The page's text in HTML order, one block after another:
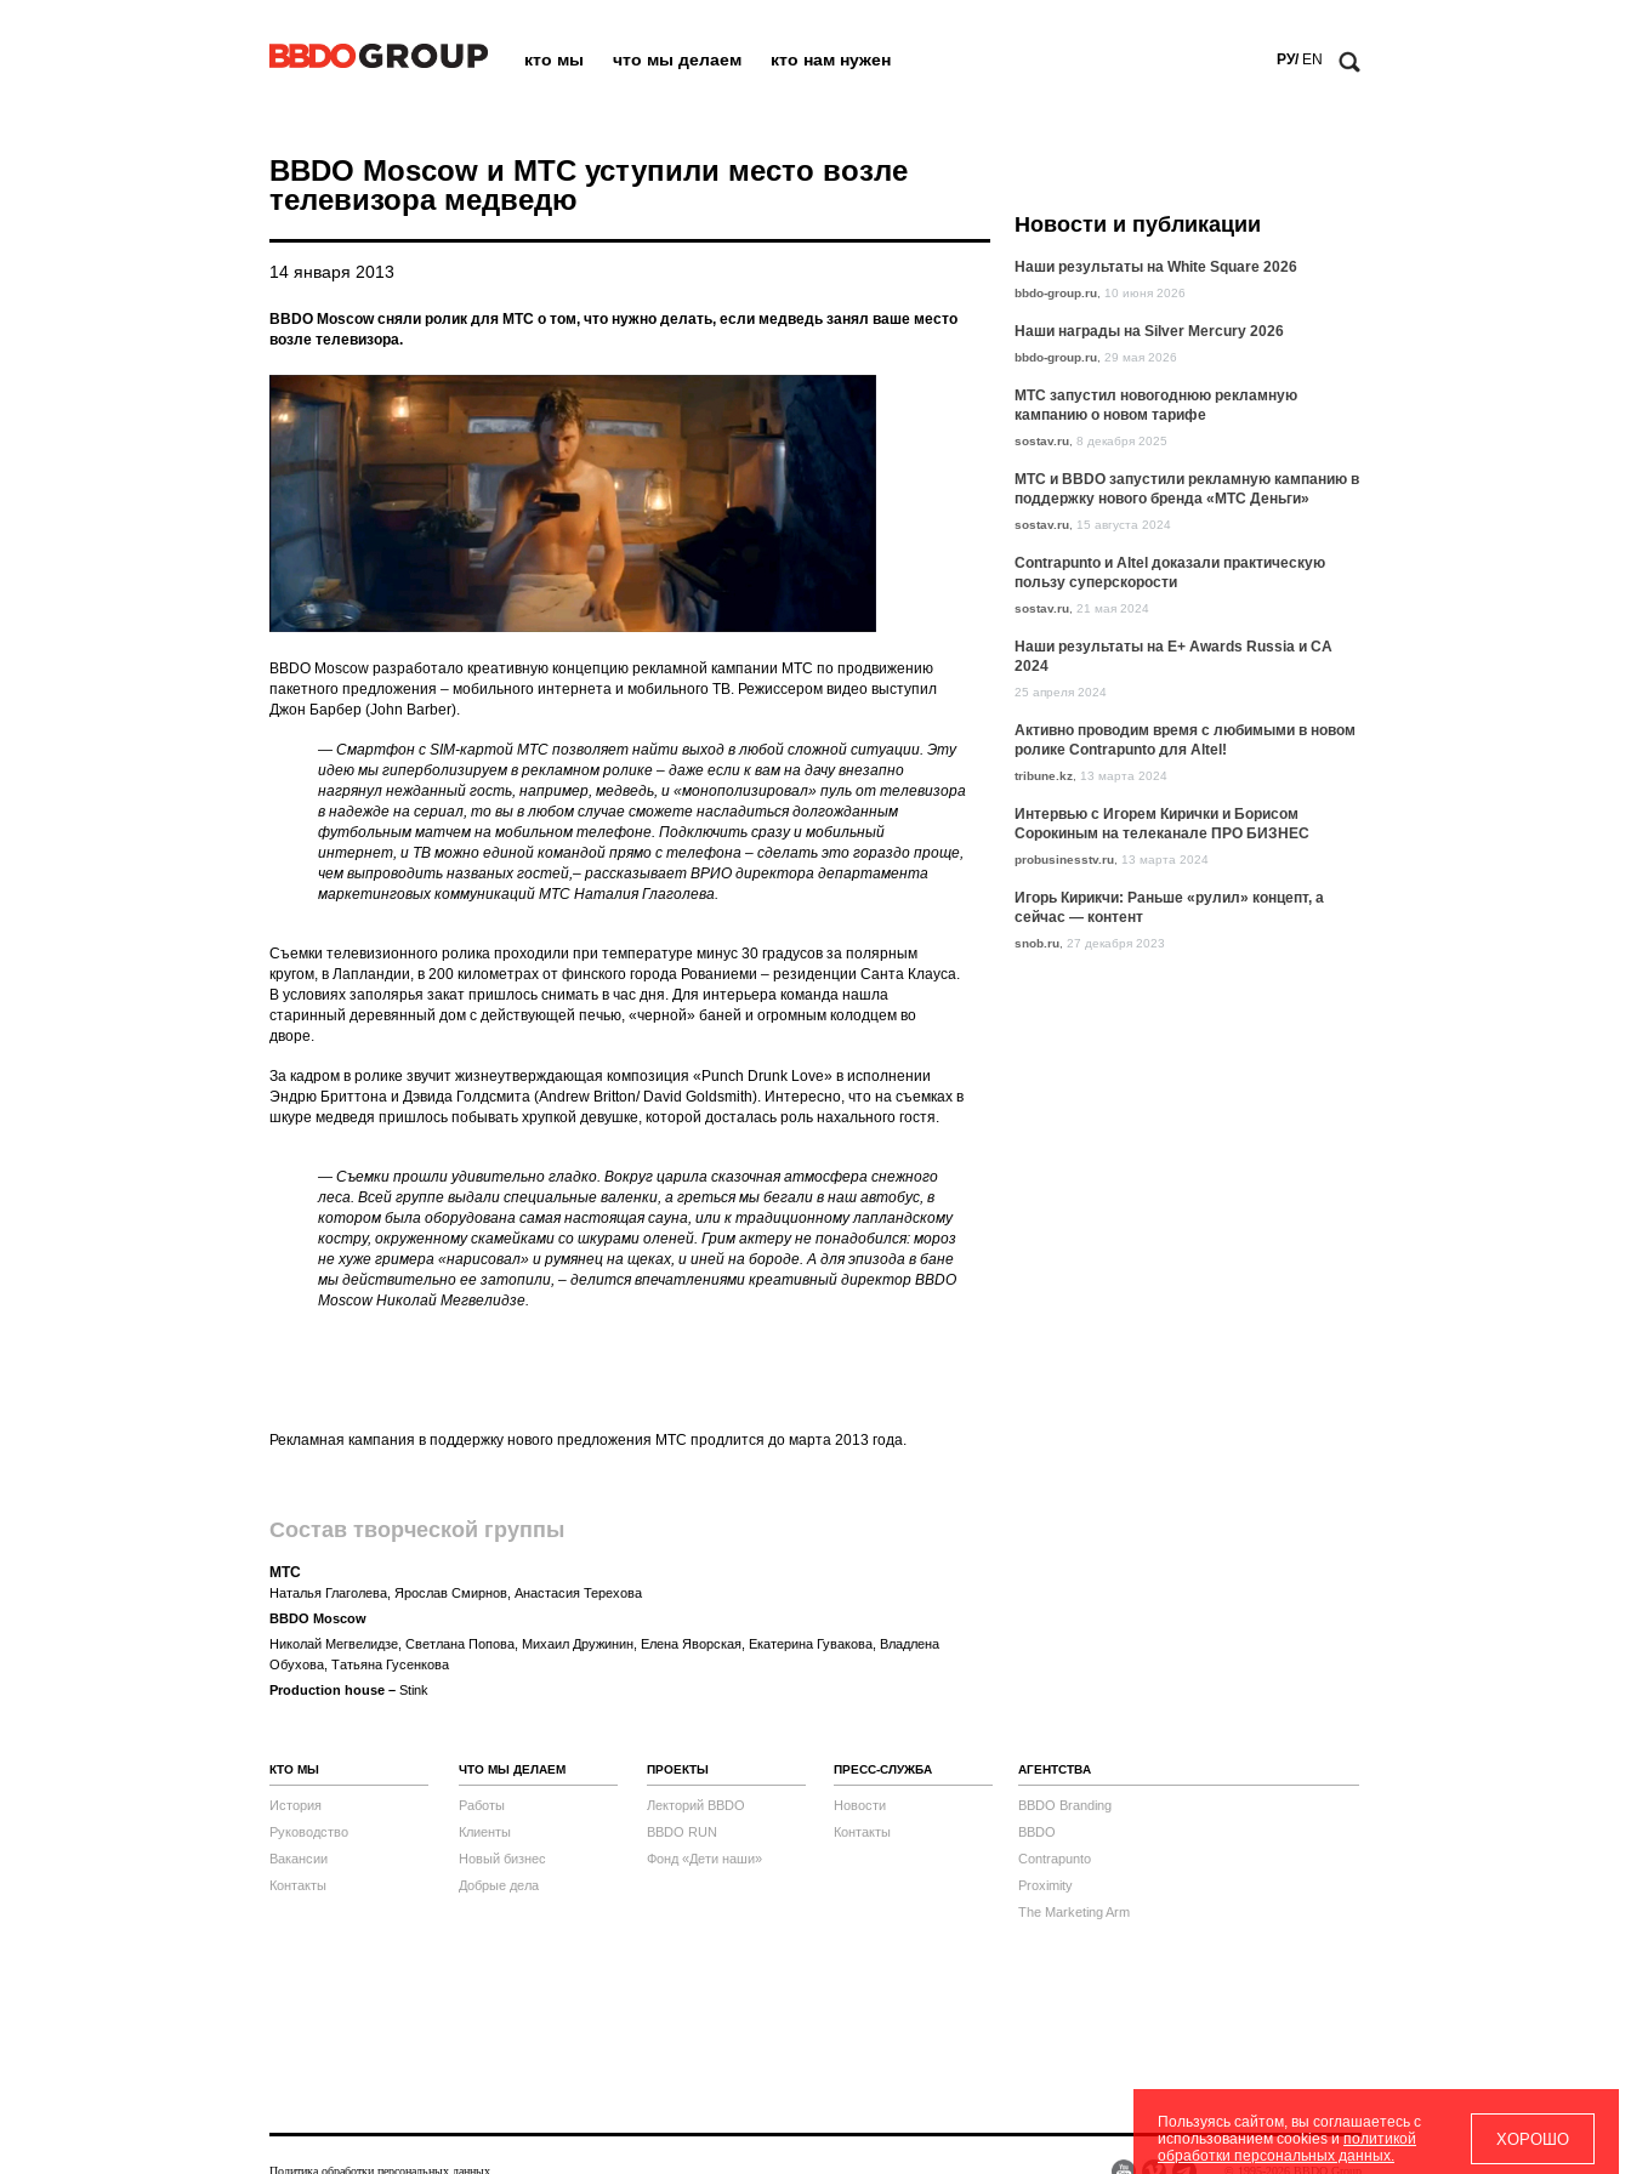
кто мы что мы делаем кто нам нужен РУ/ EN
BBDO Moscow и МТС уступили место возле
телевизора медведю
14 января 2013
BBDO Moscow сняли ролик для МТС о том, что нужно делать, если медведь занял ваше место
возле телевизора.
BBDO Moscow разработало креативную концепцию рекламной кампании МТС по продвижению
пакетного предложения – мобильного интернета и мобильного ТВ. Режиссером видео выступил
Джон Барбер (John Barber).
— Смартфон с SIM-картой МТС позволяет найти выход в любой сложной ситуации. Эту
идею мы гиперболизируем в рекламном ролике – даже если к вам на дачу внезапно
нагрянул нежданный гость, например, медведь, и «монополизировал» пуль от телевизора
в надежде на сериал, то вы в любом случае сможете насладиться долгожданным
футбольным матчем на мобильном телефоне. Подключить сразу и мобильный
интернет, и ТВ можно единой командой прямо с телефона – сделать это гораздо проще,
чем выпроводить названых гостей,– рассказывает ВРИО директора департамента
маркетинговых коммуникаций МТС Наталия Глаголева.
Съемки телевизионного ролика проходили при температуре минус 30 градусов за полярным
кругом, в Лапландии, в 200 километрах от финского города Рованиеми – резиденции Санта Клауса.
В условиях заполярья закат пришлось снимать в час дня. Для интерьера команда нашла
старинный деревянный дом с действующей печью, «черной» баней и огромным колодцем во
дворе.
За кадром в ролике звучит жизнеутверждающая композиция «Punch Drunk Love» в исполнении
Эндрю Бриттона и Дэвида Голдсмита (Andrew Britton/ David Goldsmith). Интересно, что на съемках в
шкуре медведя пришлось побывать хрупкой девушке, которой досталась роль нахального гостя.
— Съемки прошли удивительно гладко. Вокруг царила сказочная атмосфера снежного
леса. Всей группе выдали специальные валенки, а греться мы бегали в наш автобус, в
котором была оборудована самая настоящая сауна, или к традиционному лапландскому
костру, окруженному скамейками со шкурами оленей. Грим актеру не понадобился: мороз
не хуже гримера «нарисовал» и румянец на щеках, и иней на бороде. А для эпизода в бане
мы действительно ее затопили, – делится впечатлениями креативный директор BBDO
Moscow Николай Мегвелидзе.
Рекламная кампания в поддержку нового предложения МТС продлится до марта 2013 года.
Состав творческой группы
МТС
Наталья Глаголева, Ярослав Смирнов, Анастасия Терехова
BBDO Moscow
Николай Мегвелидзе, Светлана Попова, Михаил Дружинин, Елена Яворская, Екатерина Гувакова, Владлена
Обухова, Татьяна Гусенкова
Production house – Stink
Новости и публикации
Наши результаты на White Square 2026
bbdo-group.ru 10 июня 2026
Наши награды на Silver Mercury 2026
bbdo-group.ru 29 мая 2026
МТС запустил новогоднюю рекламную
кампанию о новом тарифе
sostav.ru 8 декабря 2025
МТС и BBDO запустили рекламную кампанию в
поддержку нового бренда «МТС Деньги»
sostav.ru 15 августа 2024
Contrapunto и Altel доказали практическую
пользу суперскорости
sostav.ru 21 мая 2024
Наши результаты на E+ Awards Russia и CA
2024
25 апреля 2024
Активно проводим время с любимыми в новом
ролике Contrapunto для Altel!
tribune.kz 13 марта 2024
Интервью с Игорем Кирички и Борисом
Сорокиным на телеканале ПРО БИЗНЕС
probusinesstv.ru 13 марта 2024
Игорь Кирикчи: Раньше «рулил» концепт, а
сейчас — контент
snob.ru 27 декабря 2023
КТО МЫ
История
Руководство
Вакансии
Контакты
ЧТО МЫ ДЕЛАЕМ
Работы
Клиенты
Новый бизнес
Добрые дела
ПРОЕКТЫ
Лекторий BBDO
BBDO RUN
Фонд «Дети наши»
ПРЕСС-СЛУЖБА
Новости
Контакты
АГЕНТСТВА
BBDO Branding
BBDO
Contrapunto
Proximity
The Marketing Arm
Пользуясь сайтом, вы соглашаетесь с
использованием cookies иполитикой
обработки персональных данных.
ХОРОШО